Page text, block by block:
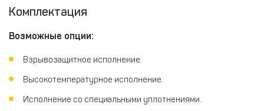
Комплектация
Возможные опции:
Взрывозащитное исполнение.
Высокотемпературное исполнение.
Исполнение со специальными уплотнениями.